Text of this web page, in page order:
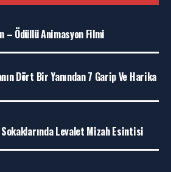
– Ödüllü Animasyon Filmi
Dört Bir Yanından 7 Garip Ve Harika
Levalet Mizah Esintisi